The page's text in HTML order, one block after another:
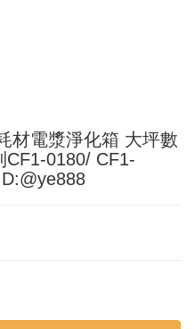
材電漿淨化箱 大坪數
CF1-0180/ CF1-